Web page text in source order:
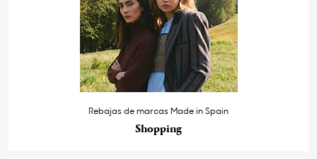
Rebajas de marcas Made in Spain
Shopping